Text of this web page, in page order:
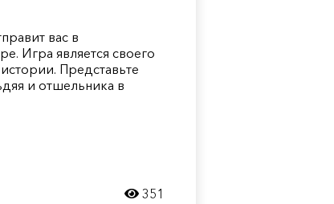
вас в
Игра является своего
Представьте
и отшельника в
351